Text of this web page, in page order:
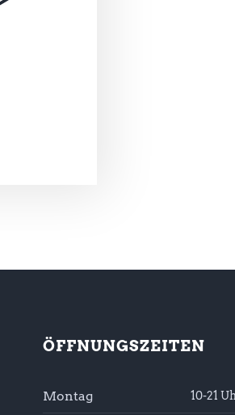
ÖFFNUNGSZEITEN
Montag 10-21